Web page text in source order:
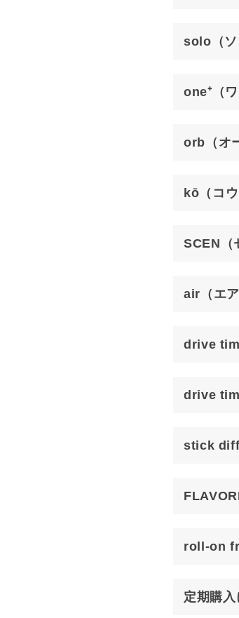
solo（ソ
one⁺（ワ
orb（オ
kō（コウ
SCEN（
air（エア
drive
drive
stick
roll-on
定期購入